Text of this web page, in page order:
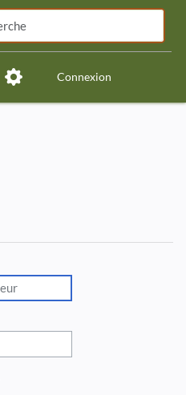
Connexion